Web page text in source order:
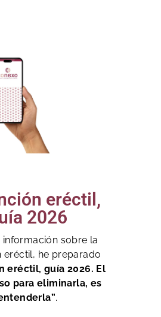
eréctil,
2026
información sobre la
eréctil, he preparado
eréctil, guía 2026. El
para eliminarla, es
.